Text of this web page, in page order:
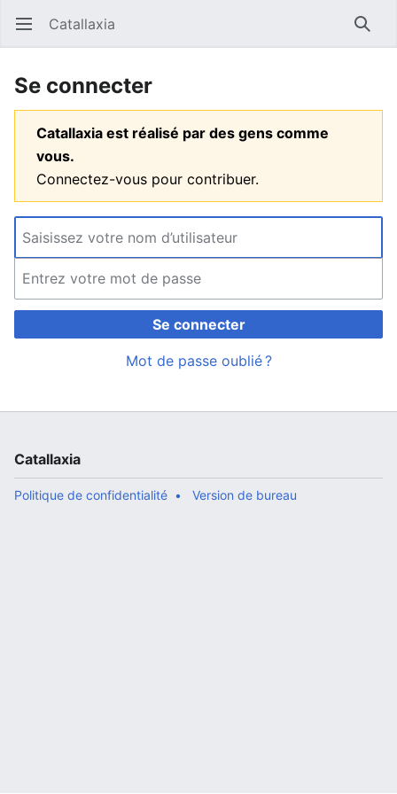
Ouvrir le menu principal Catallaxia
Se connecter
Catallaxia est réalisé par des gens comme
vous.
Connectez-vous pour contribuer.
Se connecter
Mot de passe oublié ?
Catallaxia
Politique de confidentialité Version de bureau